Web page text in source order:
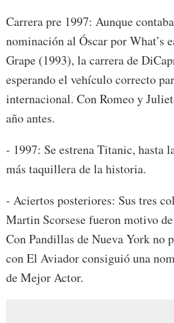
Carrera pre 1997: Aunque
nominación al Óscar por What’s
Grape (1993), la carrera de
esperando el vehículo correcto
internacional. Con Romeo y
año antes.
- 1997: Se estrena Titanic, hasta
más taquillera de la historia.
- Aciertos posteriores: Sus tres
Martin Scorsese fueron motivo
Con Pandillas de Nueva York no
con El Aviador consiguió una
de Mejor Actor.